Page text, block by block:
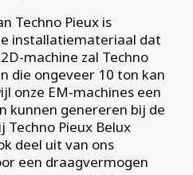
Techno Pieux is
installatiemateriaal dat
machine zal Techno
die ongeveer 10 ton kan
onze EM-machines een
kunnen genereren bij de
Techno Pieux Belux
deel uit van ons
een draagvermogen